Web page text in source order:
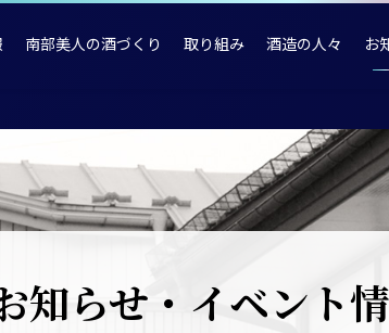
南部美人の酒づくり 取り組み 酒造の人々 お
知らせ・イベント